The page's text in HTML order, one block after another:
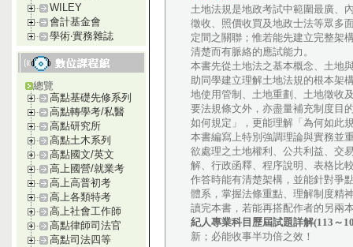
WILEY
會計基金會
學術‧實務雜誌
總覽
高點基礎先修系列
高點轉學考/私醫
高點研究所
高點土木系列
高點國文/英文
高上國營/就業考
高上高普初考
高上各類特考
高上社會工作師
高點律師司法官
高點司法四等
土地法規是地政考試中範圍最廣、
徵收、照價收買及地政士法等眾多
定間之關聯；惟若能先建立完整架
清楚而有脈絡的應試能力。
本書先從土地法之基本概念、土地
助同學建立理解土地法規的根本架
地使用管制、土地重劃、土地徵收
要法規條文外，亦盡量補充制度目
如何規定」，更能理解「為何如此
本書編寫上特別強調理論與實務並
欲處理之土地權利、公共利益、交
解、行政函釋、程序說明、表格比
作答時能有清楚架構，並能針對爭
體系，掌握法條重點、理解制度精
讀完本書，若能再搭配作者的另兩
紀人專業科目歷屆試題詳解(113～
新；必能收事半功倍之效！